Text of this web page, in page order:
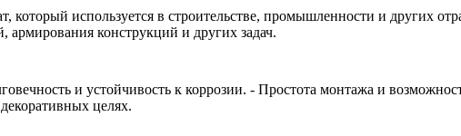
который используется в строительстве, промышленности и других
армирования конструкций и других задач.
и устойчивость к коррозии. - Простота монтажа и
целях.